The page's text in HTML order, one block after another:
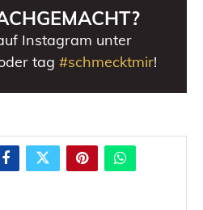
Instagram unter
tag #schmecktmir!